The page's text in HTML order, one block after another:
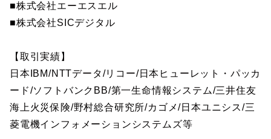
■株式会社エーエスエル
■株式会社SICデジタル
【取引実績】
日本IBM/NTTデータ/リコー/日本ヒューレット・パッカ
ード/ソフトバンクBB/第一生命情報システム/三井住友
海上火災保険/野村総合研究所/カゴメ/日本ユニシス/三
菱電機インフォメーションシステムズ等